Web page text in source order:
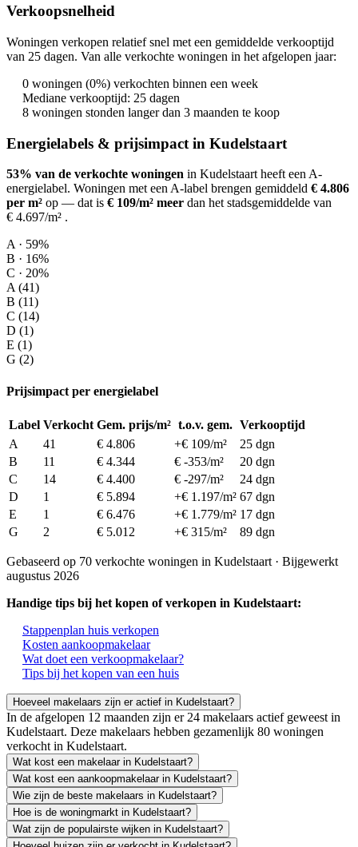
Verkoopsnelheid
Woningen verkopen relatief snel met een gemiddelde verkooptijd
van 25 dagen. Van alle verkochte woningen in het afgelopen jaar:
0 woningen (0%) verkochten binnen een week
Mediane verkooptijd: 25 dagen
8 woningen stonden langer dan 3 maanden te koop
Energielabels & prijsimpact in Kudelstaart
53% van de verkochte woningen in Kudelstaart heeft een A-
energielabel. Woningen met een A-label brengen gemiddeld € 4.806
per m² op — dat is € 109/m² meer dan het stadsgemiddelde van
€ 4.697/m² .
A · 59%
B · 16%
C · 20%
A (41)
B (11)
C (14)
D (1)
E (1)
G (2)
Prijsimpact per energielabel
Label Verkocht Gem. prijs/m² t.o.v. gem. Verkooptijd
A
41 € 4.806 +€ 109/m²
25 dgn
B
11 € 4.344 € -353/m²
20 dgn
C
14 € 4.400 € -297/m²
24 dgn
D
1 € 5.894 +€ 1.197/m² 67 dgn
E
1 € 6.476 +€ 1.779/m² 17 dgn
G
2 € 5.012 +€ 315/m² 89 dgn
Gebaseerd op 70 verkochte woningen in Kudelstaart · Bijgewerkt
augustus 2026
Handige tips bij het kopen of verkopen in Kudelstaart:
Stappenplan huis verkopen
Kosten aankoopmakelaar
Wat doet een verkoopmakelaar?
Tips bij het kopen van een huis
Hoeveel makelaars zijn er actief in Kudelstaart?
In de afgelopen 12 maanden zijn er 24 makelaars actief geweest in
Kudelstaart. Deze makelaars hebben gezamenlijk 80 woningen
verkocht in Kudelstaart.
Wat kost een makelaar in Kudelstaart?
Wat kost een aankoopmakelaar in Kudelstaart?
Wie zijn de beste makelaars in Kudelstaart?
Hoe is de woningmarkt in Kudelstaart?
Wat zijn de populairste wijken in Kudelstaart?